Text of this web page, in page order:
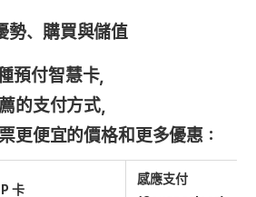
勢、購買與儲值
預付智慧卡，
的支付方式，
更便宜的價格和更多優惠：
卡
感應支付